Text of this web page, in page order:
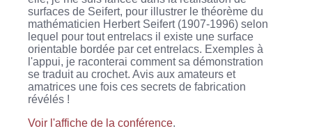
surfaces de Seifert, pour illustrer le théorème du
mathématicien Herbert Seifert (1907-1996) selon
lequel pour tout entrelacs il existe une surface
orientable bordée par cet entrelacs. Exemples à
l'appui, je raconterai comment sa démonstration
se traduit au crochet. Avis aux amateurs et
amatrices une fois ces secrets de fabrication
révélés !
Voir l'affiche de la conférence.